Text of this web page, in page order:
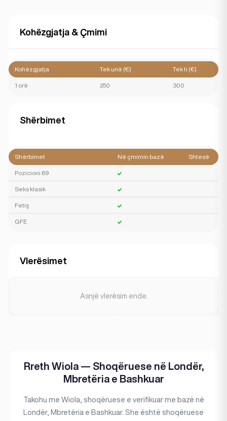
Kohëzgjatja & Çmimi
Kohëzgjatja Tek unë (€) Tek ti (€)
1 orë 250 300
Shërbimet
Shërbimet Në çmimin bazë Shtesë
Pozicioni 69
Seks klasik
Fetiş
GFE
Vlerësimet
Asnjë vlerësim ende.
Rreth Wiola — Shoqëruese në Londër,
Mbretëria e Bashkuar
Takohu me Wiola, shoqëruese e verifikuar me bazë në
Londër, Mbretëria e Bashkuar. She është shoqëruese